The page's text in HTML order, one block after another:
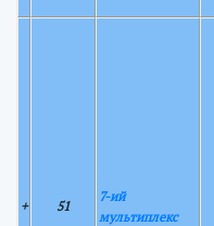
+ 51
7-ий
мультиплекс